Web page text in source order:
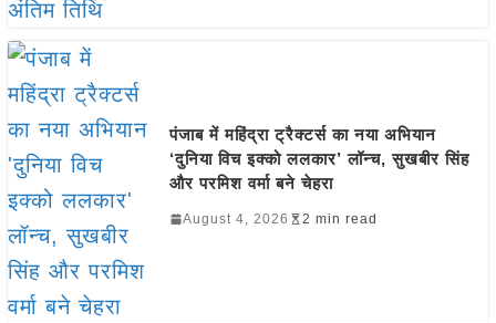
पंजाब में महिंद्रा ट्रैक्टर्स का नया अभियान
‘दुनिया विच इक्को ललकार’ लॉन्च, सुखबीर सिंह
और परमिश वर्मा बने चेहरा
August 4, 2026 2 min read